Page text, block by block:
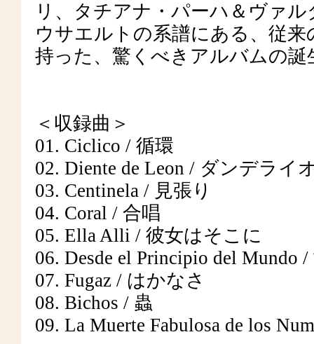
リ、タチアナ・パーハ＆ヴァ
ウサエルトの系譜にある、従
持った、驚くべきアルバムの誕
＜収録曲＞
01. Ciclico / 循環
02. Diente de Leon / ダンデライ
03. Centinela / 見張り
04. Coral / 合唱
05. Ella Alli / 彼女はそこに
06. Desde el Principio del
07. Fugaz / はかなさ
08. Bichos / 蟲
09. La Muerte Fabulosa de los